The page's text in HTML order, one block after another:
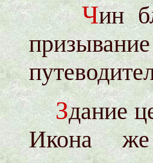
Чин
Здание
Икона